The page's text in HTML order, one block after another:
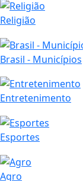
Religião
Brasil - Municípios
Entretenimento
Esportes
Agro